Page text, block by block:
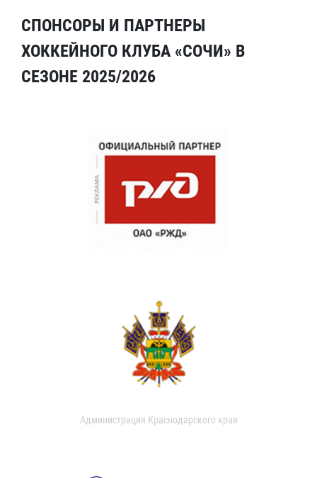
СПОНСОРЫ И ПАРТНЕРЫ
ХОККЕЙНОГО КЛУБА «СОЧИ» В
СЕЗОНЕ 2025/2026
Администрация Краснодарского края